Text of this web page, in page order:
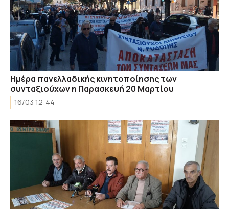
Ημέρα πανελλαδικής κινητοποίησης των
συνταξιούχων η Παρασκευή 20 Μαρτίου
16/03 12:44